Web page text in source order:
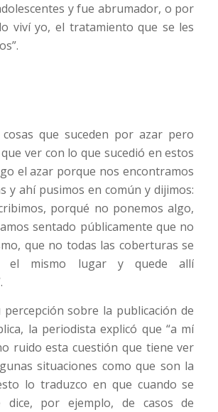
y fue abrumador, o por
viví yo, el tratamiento que se les
cosas que suceden por azar pero
ver con lo que sucedió en estos
el azar porque nos encontramos
y ahí pusimos en común y dijimos:
porqué no ponemos algo,
sentado públicamente que no
que no todas las coberturas se
el mismo lugar y quede allí
percepción sobre la publicación de
la periodista explicó que “a mí
ruido esta cuestión que tiene ver
situaciones como que son la
lo traduzco en que cuando se
dice, por ejemplo, de casos de